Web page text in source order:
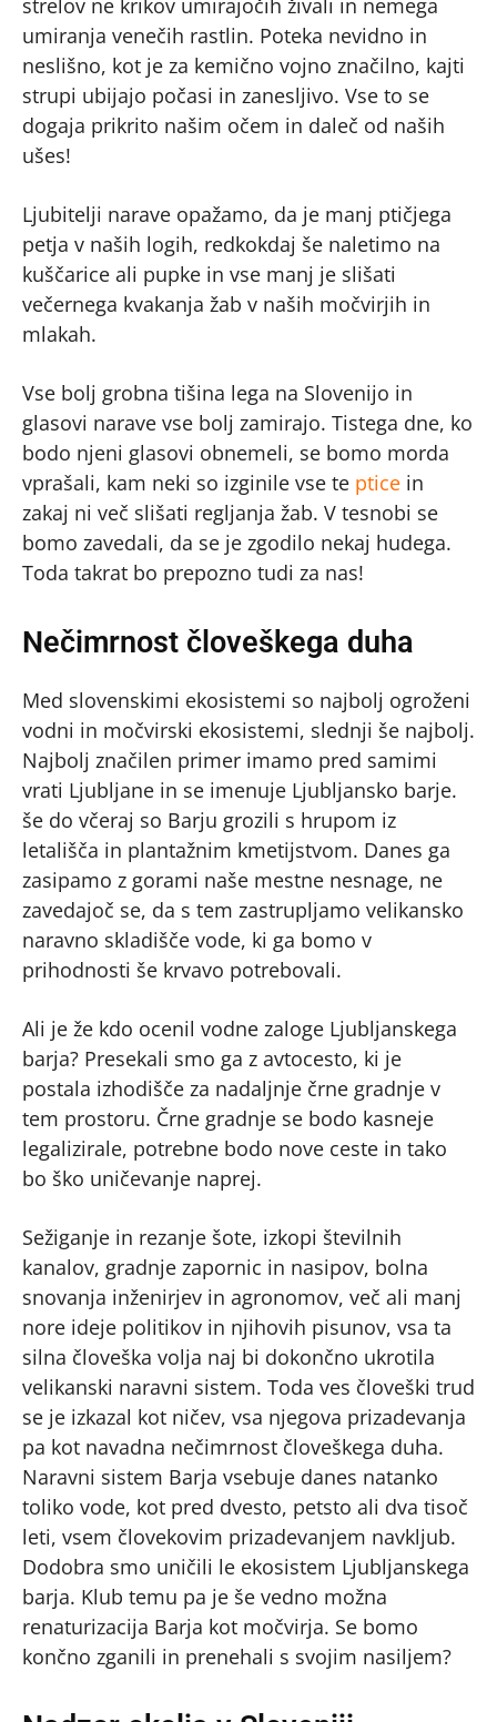
strelov ne krikov umirajočih živali in nemega
umiranja venečih rastlin. Poteka nevidno in
neslišno, kot je za kemično vojno značilno, kajti
strupi ubijajo počasi in zanesljivo. Vse to se
dogaja prikrito našim očem in daleč od naših
ušes!
Ljubitelji narave opažamo, da je manj ptičjega
petja v naših logih, redkokdaj še naletimo na
kuščarice ali pupke in vse manj je slišati
večernega kvakanja žab v naših močvirjih in
mlakah.
Vse bolj grobna tišina lega na Slovenijo in
glasovi narave vse bolj zamirajo. Tistega dne, ko
bodo njeni glasovi obnemeli, se bomo morda
vprašali, kam neki so izginile vse te ptice in
zakaj ni več slišati regljanja žab. V tesnobi se
bomo zavedali, da se je zgodilo nekaj hudega.
Toda takrat bo prepozno tudi za nas!
Nečimrnost človeškega duha
Med slovenskimi ekosistemi so najbolj ogroženi
vodni in močvirski ekosistemi, slednji še najbolj.
Najbolj značilen primer imamo pred samimi
vrati Ljubljane in se imenuje Ljubljansko barje.
še do včeraj so Barju grozili s hrupom iz
letališča in plantažnim kmetijstvom. Danes ga
zasipamo z gorami naše mestne nesnage, ne
zavedajoč se, da s tem zastrupljamo velikansko
naravno skladišče vode, ki ga bomo v
prihodnosti še krvavo potrebovali.
Ali je že kdo ocenil vodne zaloge Ljubljanskega
barja? Presekali smo ga z avtocesto, ki je
postala izhodišče za nadaljnje črne gradnje v
tem prostoru. Črne gradnje se bodo kasneje
legalizirale, potrebne bodo nove ceste in tako
bo ško uničevanje naprej.
Sežiganje in rezanje šote, izkopi številnih
kanalov, gradnje zapornic in nasipov, bolna
snovanja inženirjev in agronomov, več ali manj
nore ideje politikov in njihovih pisunov, vsa ta
silna človeška volja naj bi dokončno ukrotila
velikanski naravni sistem. Toda ves človeški trud
se je izkazal kot ničev, vsa njegova prizadevanja
pa kot navadna nečimrnost človeškega duha.
Naravni sistem Barja vsebuje danes natanko
toliko vode, kot pred dvesto, petsto ali dva tisoč
leti, vsem človekovim prizadevanjem navkljub.
Dodobra smo uničili le ekosistem Ljubljanskega
barja. Klub temu pa je še vedno možna
renaturizacija Barja kot močvirja. Se bomo
končno zganili in prenehali s svojim nasiljem?